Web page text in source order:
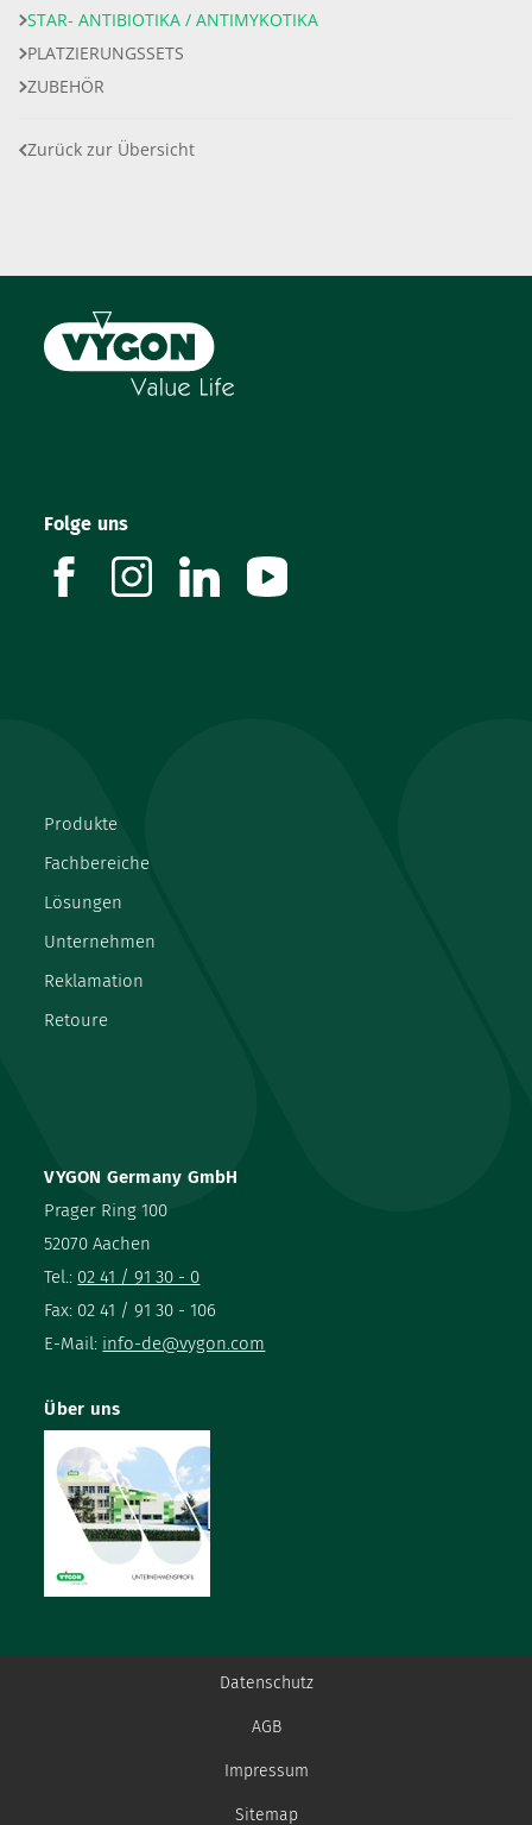
STAR- ANTIBIOTIKA / ANTIMYKOTIKA
PLATZIERUNGSSETS
ZUBEHÖR
Zurück zur Übersicht
VYGON Germany GmbH
Prager Ring 100
52070 Aachen
Tel.: 02 41 / 91 30 - 0
Fax: 02 41 / 91 30 - 106
E-Mail: info-de@vygon.com
Produkte
Fachbereiche
Lösungen
Unternehmen
Reklamation
Retoure
Über uns
Folge uns
Datenschutz
AGB
Impressum
Sitemap